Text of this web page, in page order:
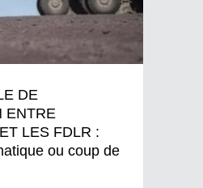
DE
ENTRE
LES FDLR :
ou coup de